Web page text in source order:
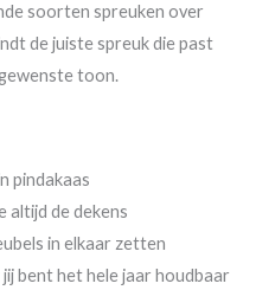
soorten spreuken over
de juiste spreuk die past
toon.
pindakaas
altijd de dekens
in elkaar zetten
bent het hele jaar houdbaar